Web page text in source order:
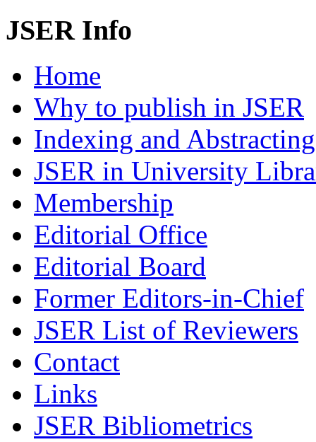
JSER Info
Home
Why to publish in JSER
Indexing and Abstracting
JSER in University
Membership
Editorial Office
Editorial Board
Former Editors-in-Chief
JSER List of Reviewers
Contact
Links
JSER Bibliometrics